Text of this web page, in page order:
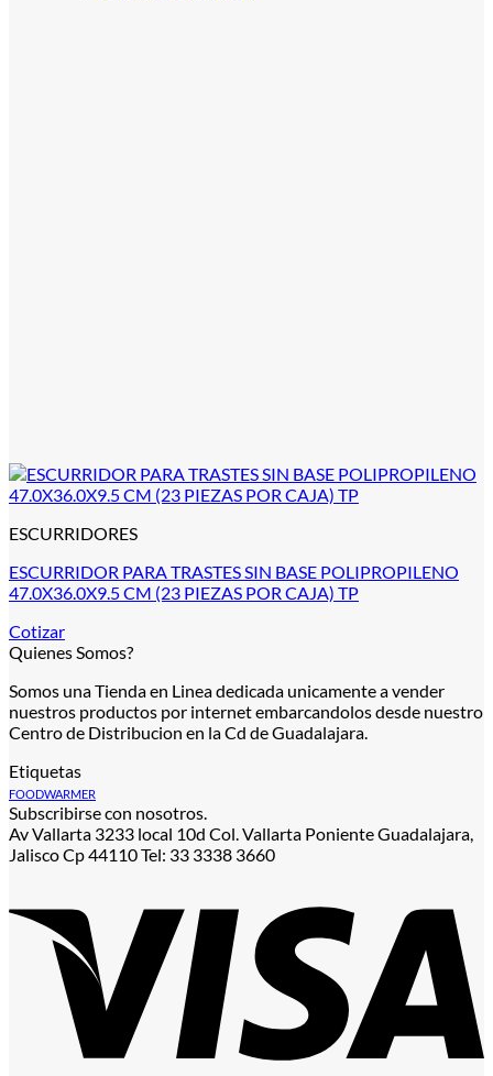
ESCURRIDORES
ESCURRIDOR PARA TRASTES SIN BASE POLIPROPILENO
47.0X36.0X9.5 CM (23 PIEZAS POR CAJA) TP
Cotizar
Quienes Somos?
Somos una Tienda en Linea dedicada unicamente a vender
nuestros productos por internet embarcandolos desde nuestro
Centro de Distribucion en la Cd de Guadalajara.
Etiquetas
FOODWARMER
Subscribirse con nosotros.
Av Vallarta 3233 local 10d Col. Vallarta Poniente Guadalajara,
Jalisco Cp 44110 Tel: 33 3338 3660